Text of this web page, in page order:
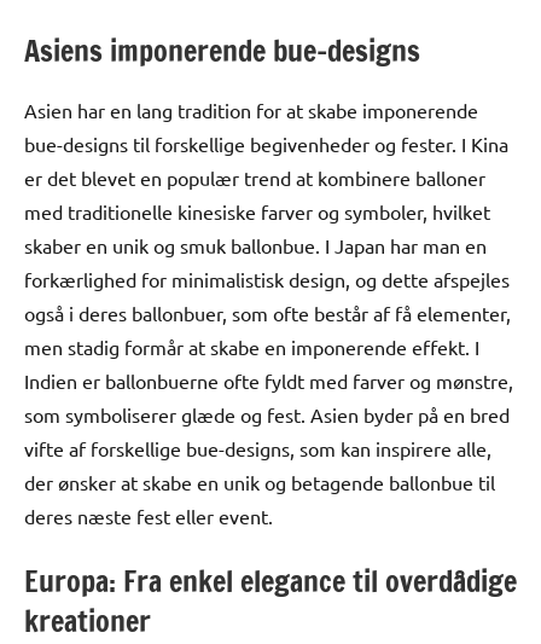
Asiens imponerende bue-designs
Asien har en lang tradition for at skabe imponerende
bue-designs til forskellige begivenheder og fester. I Kina
er det blevet en populær trend at kombinere balloner
med traditionelle kinesiske farver og symboler, hvilket
skaber en unik og smuk ballonbue. I Japan har man en
forkærlighed for minimalistisk design, og dette afspejles
også i deres ballonbuer, som ofte består af få elementer,
men stadig formår at skabe en imponerende effekt. I
Indien er ballonbuerne ofte fyldt med farver og mønstre,
som symboliserer glæde og fest. Asien byder på en bred
vifte af forskellige bue-designs, som kan inspirere alle,
der ønsker at skabe en unik og betagende ballonbue til
deres næste fest eller event.
Europa: Fra enkel elegance til overdådige
kreationer